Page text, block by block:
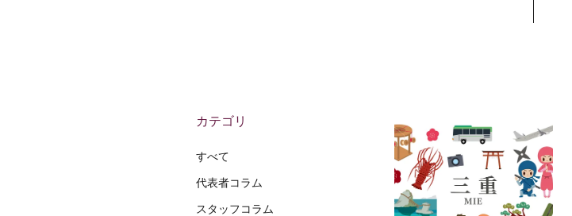
カテゴリ
すべて
代表者コラム
スタッフコラム